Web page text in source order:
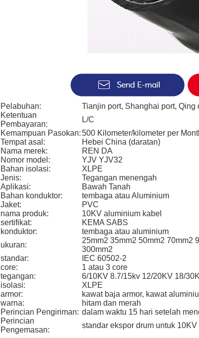
Pelabuhan:
Tianjin port, Shanghai port, Qing
Ketentuan
Pembayaran:
L/C
Kemampuan Pasokan:500 Kilometer/kilometer per
Tempat asal:
Hebei China (daratan)
Nama merek:
REN DA
Nomor model:
YJV YJV32
Bahan isolasi:
XLPE
Jenis:
Tegangan menengah
Aplikasi:
Bawah Tanah
Bahan konduktor:
tembaga atau Aluminium
Jaket:
PVC
nama produk:
10KV aluminium kabel
sertifikat:
KEMA SABS
konduktor:
tembaga atau aluminium
ukuran:
25mm2 35mm2 50mm2 70mm2
300mm2
standar:
IEC 60502-2
core:
1 atau 3 core
tegangan:
6/10KV 8.7/15kv 12/20KV 18/
isolasi:
XLPE
armor:
kawat baja armor, kawat
warna:
hitam dan merah
Perincian Pengiriman: dalam waktu 15 hari setelah
Perincian
Pengemasan:
standar ekspor drum untuk 10KV